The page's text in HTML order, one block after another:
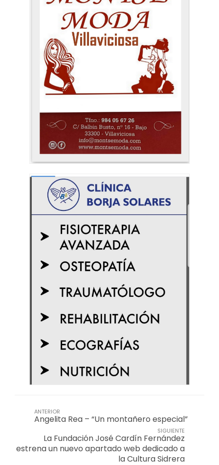
ANTERIOR
Angelita Rea – “Un montañero especial”
SIGUIENTE
La Fundación José Cardín Fernández
estrena un nuevo apartado web dedicado a
la Cultura Sidrera